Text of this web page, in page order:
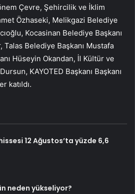
Çevre, Şehircilik ve İklim
Özhaseki, Melikgazi Belediye
Kocasinan Belediye Başkanı
Talas Belediye Başkanı Mustafa
Hüseyin Okandan, İl Kültür ve
KAYOTED Başkanı Başkanı
katıldı.
12 Ağustos’ta yüzde 6,6
neden yükseliyor?